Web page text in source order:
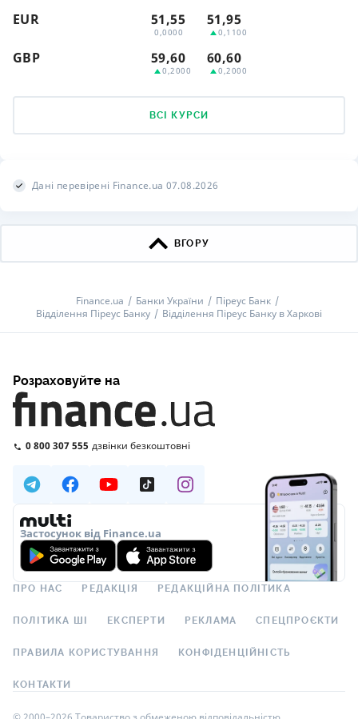
EUR 51,55
0,0000
51,95
0,1100
GBP 59,60
0,2000
60,60
0,2000
ВСІ КУРСИ
Дані перевірені Finance.ua 07.08.2026
ВГОРУ
Finance.ua Банки України
Піреус Банк
Відділення Піреус Банку
Відділення Піреус Банку в Харкові
Розраховуйте на
0 800 307 555 дзвінки безкоштовні
Застосунок від Finance.ua
ПРО НАС РЕДАКЦІЯ РЕДАКЦІЙНА ПОЛІТИКА
ПОЛІТИКА ШІ ЕКСПЕРТИ РЕКЛАМА СПЕЦПРОЄКТИ
ПРАВИЛА КОРИСТУВАННЯ КОНФІДЕНЦІЙНІСТЬ
КОНТАКТИ